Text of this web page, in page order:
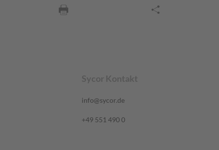
Sycor Kontakt
info@sycor.de
+49 551 490 0